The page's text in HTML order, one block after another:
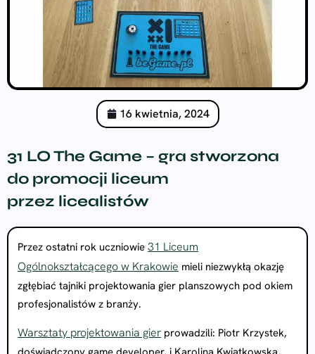
16 kwietnia, 2024
31 LO The Game – gra stworzona
do promocji liceum
przez licealistów
Przez ostatni rok uczniowie 31 Liceum
Ogólnokształcącego w Krakowie mieli niezwykłą okazję
zgłębiać tajniki projektowania gier planszowych pod okiem
profesjonalistów z branży.
Warsztaty projektowania gier prowadzili: Piotr Krzystek,